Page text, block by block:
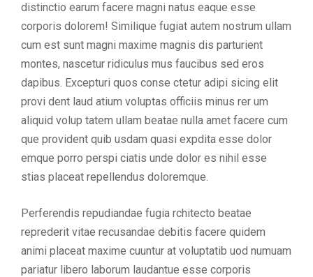
distinctio earum facere magni natus eaque esse
corporis dolorem! Similique fugiat autem nostrum ullam
cum est sunt magni maxime magnis dis parturient
montes, nascetur ridiculus mus faucibus sed eros
dapibus. Excepturi quos conse ctetur adipi sicing elit
provi dent laud atium voluptas officiis minus rer um
aliquid volup tatem ullam beatae nulla amet facere cum
que provident quib usdam quasi expdita esse dolor
emque porro perspi ciatis unde dolor es nihil esse
stias placeat repellendus doloremque.
Perferendis repudiandae fugia rchitecto beatae
reprederit vitae recusandae debitis facere quidem
animi placeat maxime cuuntur at voluptatib uod numuam
pariatur libero laborum laudantue esse corporis